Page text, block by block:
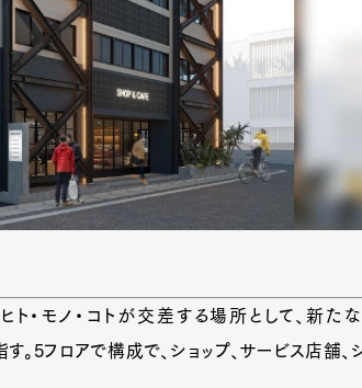
・モノ・コトが交差する場所として、新た
。5フロアで構成で、ショップ、サービス店舗、